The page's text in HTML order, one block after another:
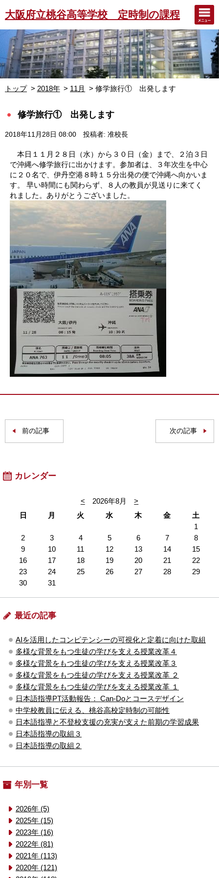
大阪府立桃谷高等学校 定時制の課程
トップ 2018年 11月 修学旅行① 出発します
修学旅行① 出発します
2018年11月28日 08:00 投稿者: 准校長
本日１１月２８日（水）から３０日（金）まで、２泊３日
で沖縄へ修学旅行に出かけます。参加者は、３年次生を中心
に２０名で、伊丹空港８時１５分出発の便で沖縄へ向かいま
す。 早い時間にも関わらず、８人の教員が見送りに来てく
れました。ありがとうございました。
前の記事 次の記事
カレンダー
< 2026年8月
>
日
月 火 水 木 金
土
1
2
3 4 5 6 7
8
9
10 11 12 13 14
15
16
17 18 19 20 21
22
23
24 25 26 27 28
29
30
31
最近の記事
AIを活用したコンピテンシーの可視化と定着に向けた取組
多様な背景をもつ生徒の学びを支える授業改革４
多様な背景をもつ生徒の学びを支える授業改革３
多様な背景をもつ生徒の学びを支える授業改革 ２
多様な背景をもつ生徒の学びを支える授業改革 １
日本語指導PT活動報告： Can-Doとコースデザイン
中学校教員に伝える、桃谷高校定時制の可能性
日本語指導と不登校支援の充実が支えた前期の学習成果
日本語指導の取組３
日本語指導の取組２
年別一覧
2026年 (5)
2025年 (15)
2023年 (16)
2022年 (81)
2021年 (113)
2020年 (121)